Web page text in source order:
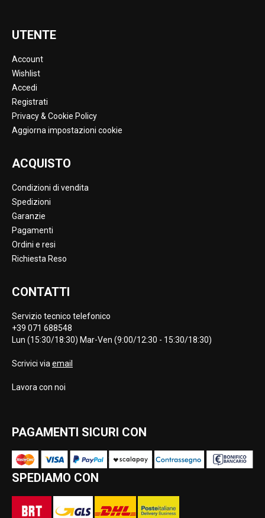
UTENTE
Account
Wishlist
Accedi
Registrati
Privacy & Cookie Policy
Aggiorna impostazioni cookie
ACQUISTO
Condizioni di vendita
Spedizioni
Garanzie
Pagamenti
Ordini e resi
Richiesta Reso
CONTATTI
Servizio tecnico telefonico
+39 071 688548
Lun (15:30/18:30) Mar-Ven (9:00/12:30 - 15:30/18:30)
Scrivici viaemail
Lavora con noi
PAGAMENTI SICURI CON
SPEDIAMO CON